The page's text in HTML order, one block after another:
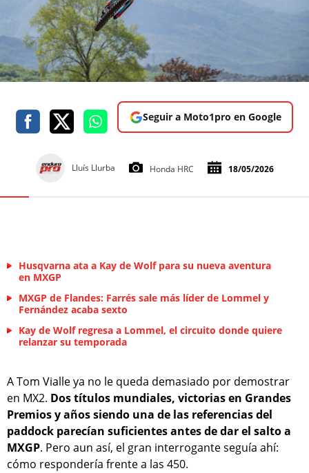
Seguir a Moto1pro en Google
Lluís Llurba Honda HRC 18/05/2026
Husqvarna ata a Kay de Wolf para su nueva aventura
en MXGP
MXGP de Flandes: Farrés sale más líder de Lommel y
Fernández acaba sexto
Kay de Wolf regresa a Lommel, el circuito donde quiere
relanzar su temporada
A Tom Vialle ya no le queda demasiado por demostrar
en MX2. Dos títulos mundiales, victorias en Grandes
Premios y años siendo una de las referencias del
paddock parecían suficientes antes de dar el salto a
MXGP. Pero aun así, el gran interrogante seguía ahí:
cómo respondería frente a las 450.